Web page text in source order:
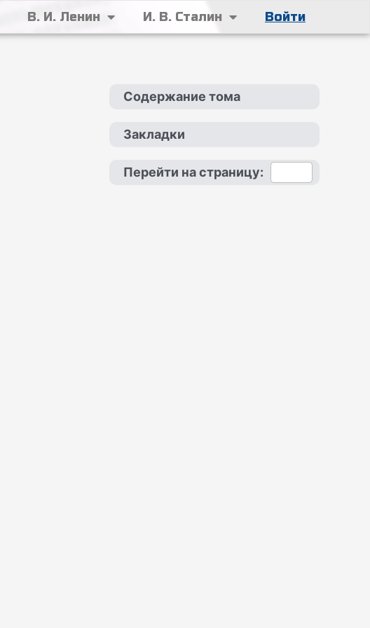
В. И. Ленин И. В. Сталин Войти
Содержание тома
Закладки
Перейти на страницу: